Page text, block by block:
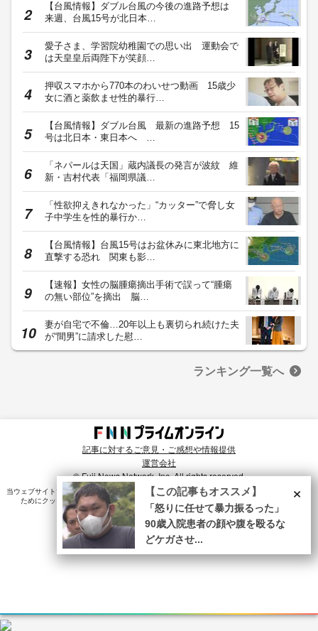
【台風情報】ダブル台風の今後の進路予想は
来週、台風15号が北日本…
愛子さま、学習院幼稚園での思い出 運動会で
は天皇皇后両陛下が笑顔…
押収スマホから770本のわいせつ動画 15歳少
女に酒と薬飲ませ性的暴行…
【台風情報】ダブル台風 最新の進路予想 15
号は北日本・東日本へ …
「ネパールは天国」蔵内議長の発言が波紋 維
新・吉村代表「福岡県議…
「性欲抑えきれなかった」“カッター”で脅し女
子中学生を性的暴行か…
【台風情報】台風15号はお盆休みに東北地方に
直撃する恐れ 関東も影…
【速報】女性の脳腫瘍摘出手術で誤って“腫瘍
の無い部位”を摘出 脳…
妻が自宅で不倫…20年以上も裏切られ続けた夫
が“間男”に請求した慰…
ランキング一覧へ
記事に対するご意見・ご感想や情報提供
運営会社
© Fuji News Network, Inc. All rights reserved.
当ウェブサイトでは、ユーザのニーズ・興味・関⼼に合致したコンテンツや広告配信を提供する
ためにクッキーを使⽤しています。詳細は、
プライバシーポリシー をご確認ください。×
【この記事もオススメ】
「怒りに任せて暴力振るった」
90歳入院患者の顔や腹を殴るな
どケガさせ...